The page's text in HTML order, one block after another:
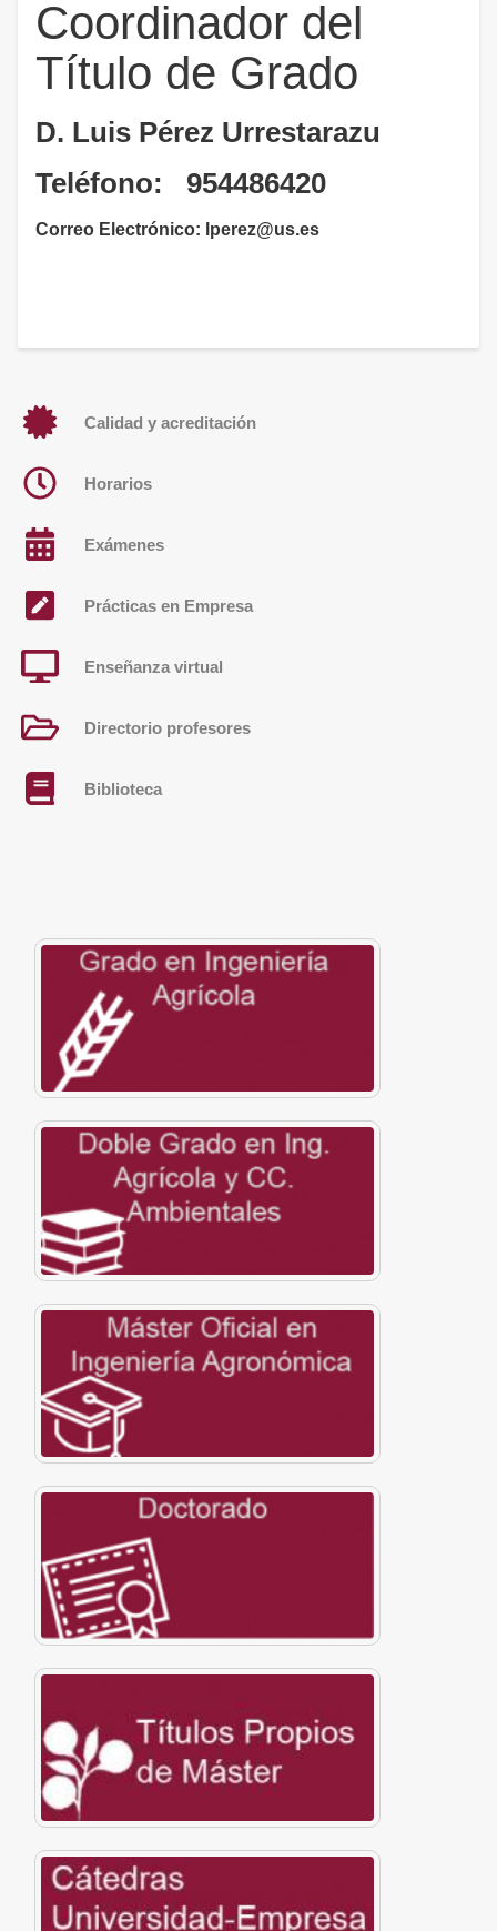
Coordinador del
Título de Grado
D. Luis Pérez Urrestarazu
Teléfono: 954486420
Correo Electrónico: lperez@us.es
Calidad y acreditación
Horarios
Exámenes
Prácticas en Empresa
Enseñanza virtual
Directorio profesores
Biblioteca